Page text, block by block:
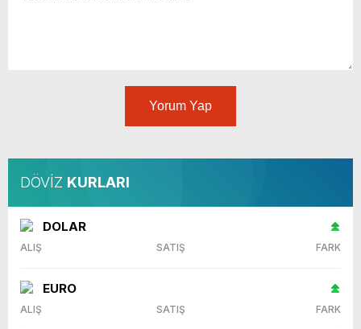
Yorum Yap
DÖVİZ KURLARI
DOLAR
ALIŞ SATIŞ FARK
EURO
ALIŞ SATIŞ FARK